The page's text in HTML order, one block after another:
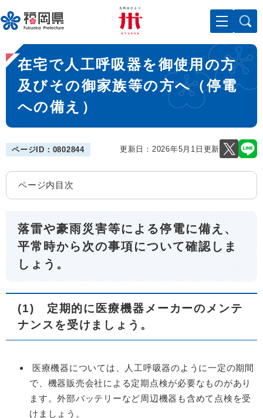
ー
ジ
先
頭
メニューを飛ばして本文へ
本
文
在宅で人工呼吸器を御使用の方
及びその御家族等の方へ（停電
への備え）
ページID：0802844 更新日：2026年5月1日更新
ページ内目次
落雷や豪雨災害等による停電に備え、
平常時から次の事項について確認しま
しょう。
(1) 定期的に医療機器メーカーのメンテ
ナンスを受けましょう。
医療機器については、人工呼吸器のように一定の期間
で、機器販売会社による定期点検が必要なものがあり
ます。外部バッテリーなど周辺機器も含めて点検を受
けましょう。